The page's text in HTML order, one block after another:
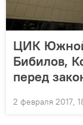
ЦИК
Бибилов,
перед
2 февраля 2017,